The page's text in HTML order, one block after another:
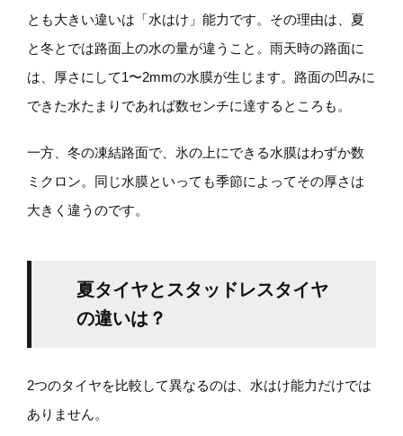
とも大きい違いは「水はけ」能力です。その理由は、夏
と冬とでは路面上の水の量が違うこと。雨天時の路面に
は、厚さにして1〜2mmの水膜が生じます。路面の凹みに
できた水たまりであれば数センチに達するところも。
一方、冬の凍結路面で、氷の上にできる水膜はわずか数
ミクロン。同じ水膜といっても季節によってその厚さは
大きく違うのです。
夏タイヤとスタッドレスタイヤ
の違いは？
2つのタイヤを比較して異なるのは、水はけ能力だけでは
ありません。